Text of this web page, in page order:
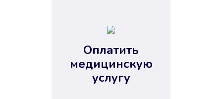
Оплатить
медицинскую
услугу